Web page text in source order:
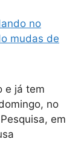
e já tem
no
em